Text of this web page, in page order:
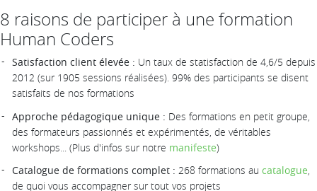
8 raisons de participer à une formation
Human Coders
Satisfaction client élevée : Un taux de statisfaction de 4,6/5 depuis
2012 (sur 1905 sessions réalisées). 99% des participants se disent
satisfaits de nos formations
Approche pédagogique unique : Des formations en petit groupe,
des formateurs passionnés et expérimentés, de véritables
workshops... (Plus d'infos sur notre manifeste)
Catalogue de formations complet : 268 formations au catalogue,
de quoi vous accompagner sur tout vos projets